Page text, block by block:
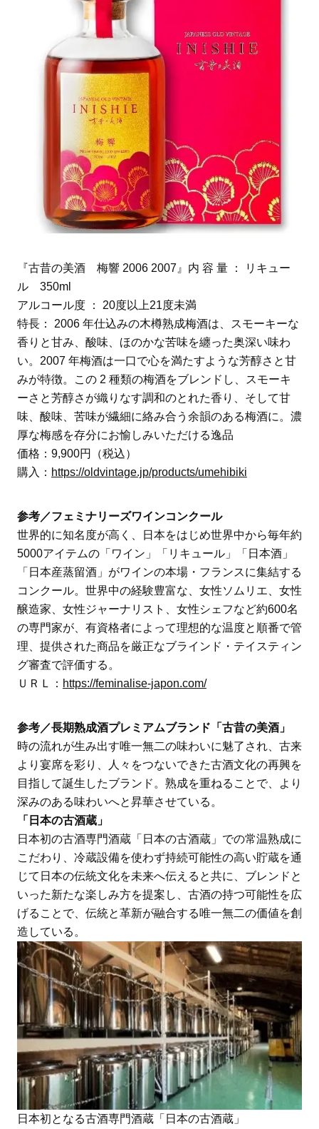
『古昔の美酒 梅響 2006 2007』内 容 量 ： リキュー
ル 350ml
アルコール度 ： 20度以上21度未満
特長： 2006 年仕込みの木樽熟成梅酒は、スモーキーな
香りと甘み、酸味、ほのかな苦味を纏った奥深い味わ
い。2007 年梅酒は一口で心を満たすような芳醇さと甘
みが特徴。この 2 種類の梅酒をブレンドし、スモーキ
ーさと芳醇さが織りなす調和のとれた香り、そして甘
味、酸味、苦味が繊細に絡み合う余韻のある梅酒に。濃
厚な梅感を存分にお愉しみいただける逸品
価格：9,900円（税込）
購入： https://oldvintage.jp/products/umehibiki
参考／フェミナリーズワインコンクール
世界的に知名度が高く、日本をはじめ世界中から毎年約
5000アイテムの「ワイン」「リキュール」「日本酒」
「日本産蒸留酒」がワインの本場・フランスに集結する
コンクール。世界中の経験豊富な、女性ソムリエ、女性
醸造家、女性ジャーナリスト、女性シェフなど約600名
の専門家が、有資格者によって理想的な温度と順番で管
理、提供された商品を厳正なブラインド・テイスティン
グ審査で評価する。
ＵＲＬ： https://feminalise-japon.com/
参考／長期熟成酒プレミアムブランド「古昔の美酒」
時の流れが生み出す唯一無二の味わいに魅了され、古来
より宴席を彩り、人々をつないできた古酒文化の再興を
目指して誕生したブランド。熟成を重ねることで、より
深みのある味わいへと昇華させている。
「日本の古酒蔵」
日本初の古酒専門酒蔵「日本の古酒蔵」での常温熟成に
こだわり、冷蔵設備を使わず持続可能性の高い貯蔵を通
じて日本の伝統文化を未来へ伝えると共に、ブレンドと
いった新たな楽しみ方を提案し、古酒の持つ可能性を広
げることで、伝統と革新が融合する唯一無二の価値を創
造している。
日本初となる古酒専門酒蔵「日本の古酒蔵」